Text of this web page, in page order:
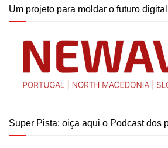
Um projeto para moldar o futuro
Super Pista: oiça aqui o Podcast dos